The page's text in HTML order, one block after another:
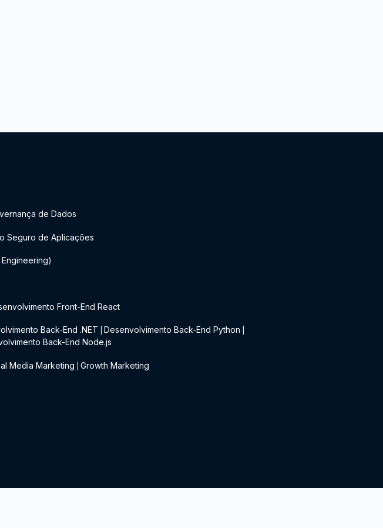
de Dados
Seguro de Aplicações
Engineering)
Front-End React
Back-End .NET Desenvolvimento Back-End Python
Back-End Node.js
Media Marketing Growth Marketing